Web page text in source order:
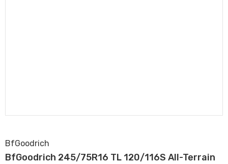
BfGoodrich
BfGoodrich 245/75R16 TL 120/116S All-Terrain